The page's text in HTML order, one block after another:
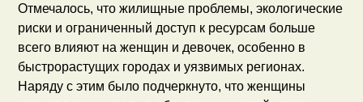
Отмечалось, что жилищные проблемы, экологические
риски и ограниченный доступ к ресурсам больше
всего влияют на женщин и девочек, особенно в
быстрорастущих городах и уязвимых регионах.
Наряду с этим было подчеркнуто, что женщины